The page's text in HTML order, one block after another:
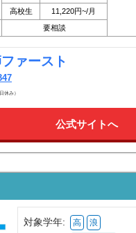
高校生
11,220円~/月
要相談
ァースト
休み）
公式サイトへ
対象学年: 高 浪